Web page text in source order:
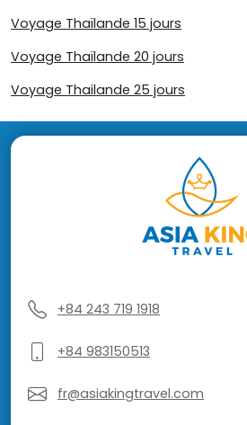
Voyage Thaïlande 15 jours
Voyage Thaïlande 20 jours
Voyage Thailande 25 jours
+84 243 719 1918
+84 983150513
fr@asiakingtravel.com